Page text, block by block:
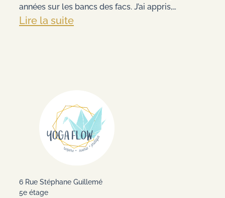
années sur les bancs des facs. J’ai appris,…
Lire la suite:
6 Rue Stéphane Guillemé
5e étage